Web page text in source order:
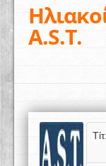
A.S.T.